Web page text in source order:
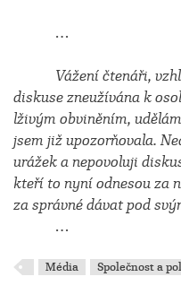
…
Vážení čtenáři,
diskuse zneužívána k
lživým obviněním,
jsem již upozorňovala.
urážek a nepovoluji
kteří to nyní odnesou za
za správné dávat pod
…
Média Společnost a